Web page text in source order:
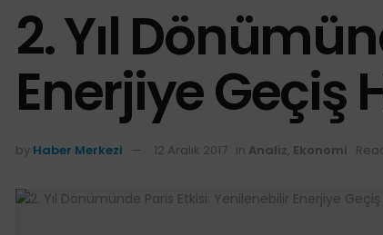
2. Yıl
Enerjiye Geçiş
by Haber Merkezi 12 Aralık 2017 in Analiz Ekonomi